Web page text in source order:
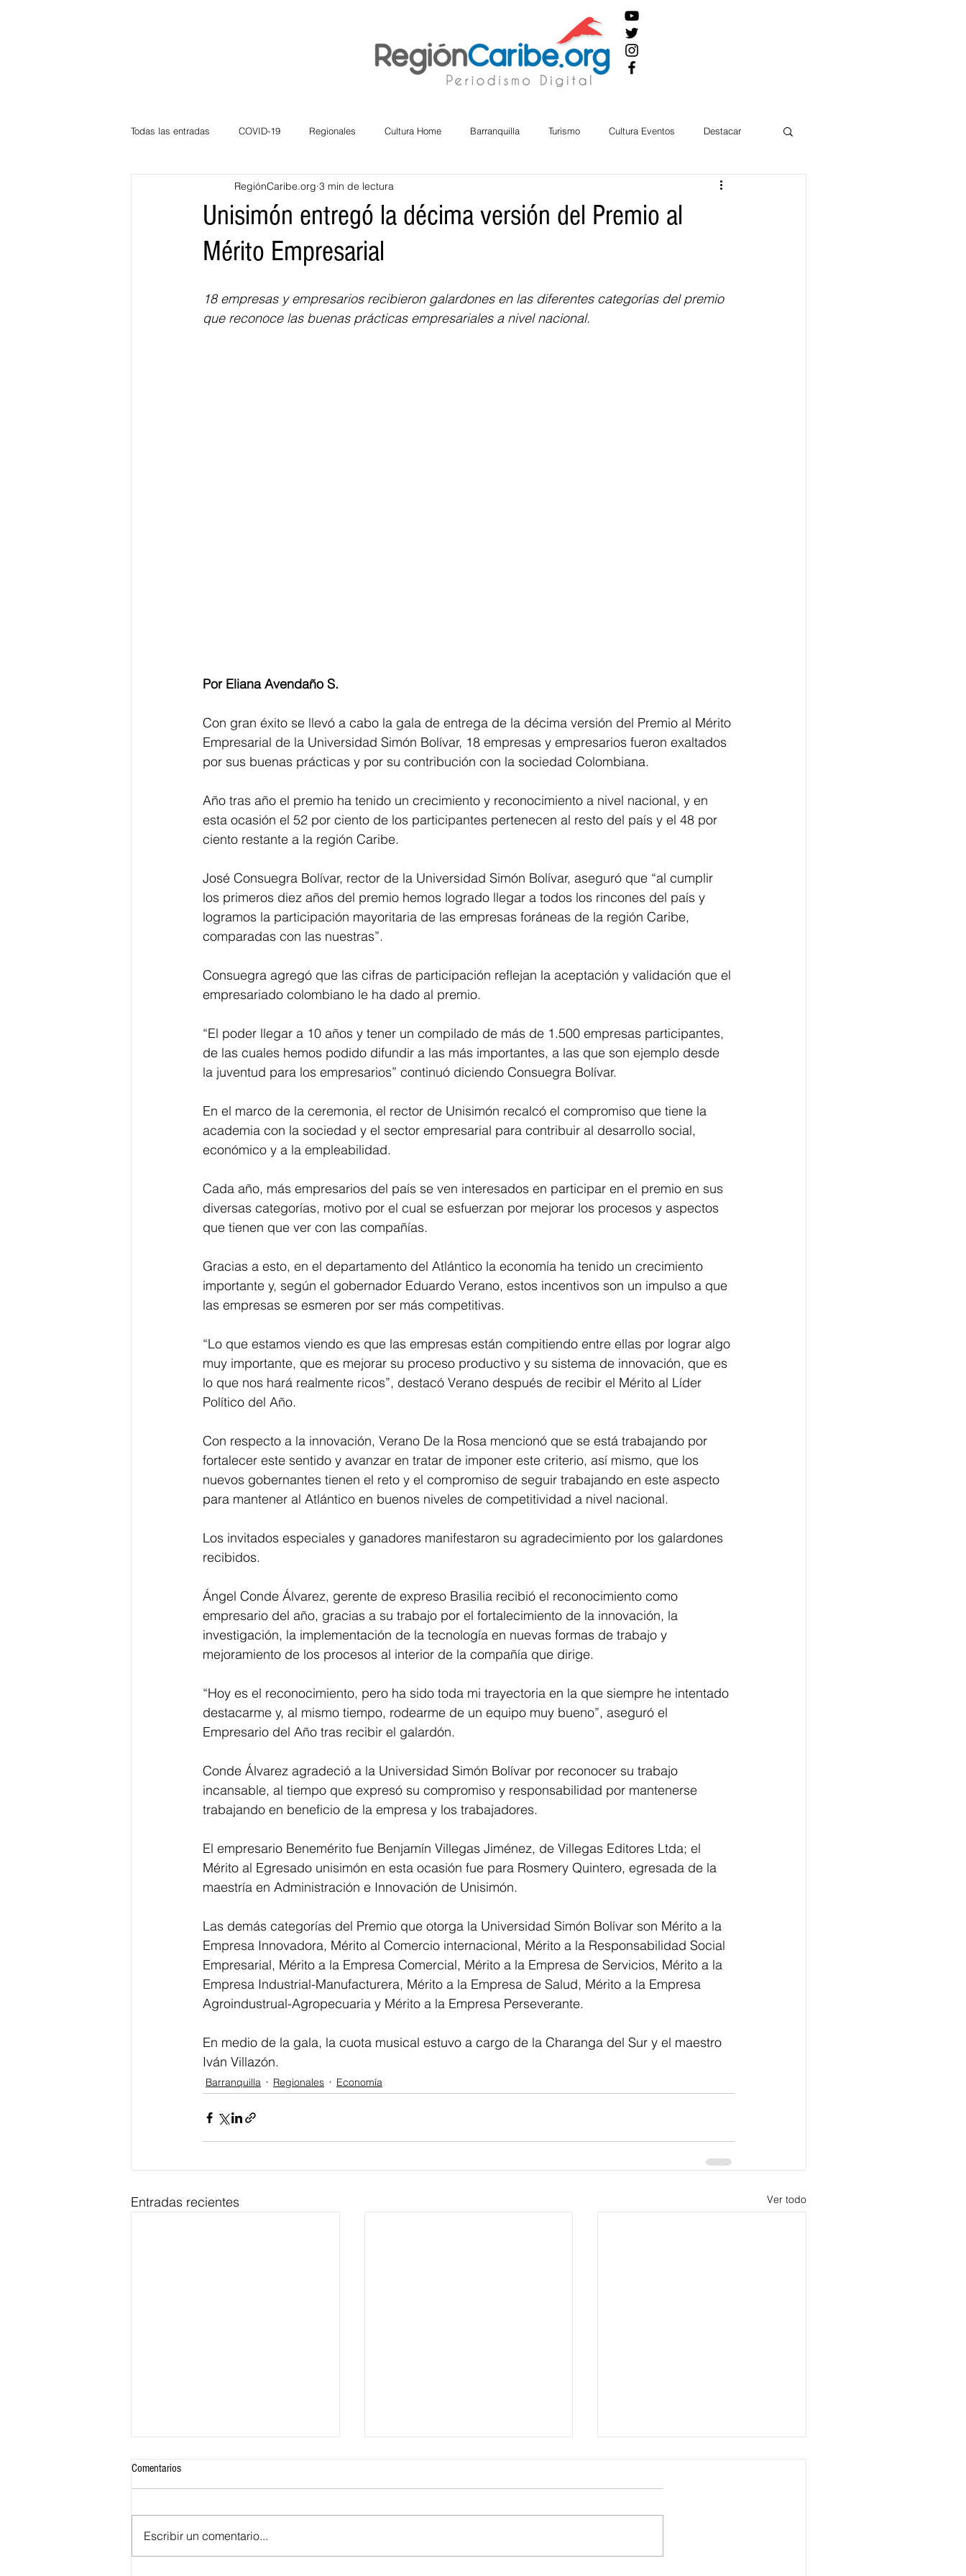
Todas las entradas COVID-19 Regionales Cultura Home Barranquilla Turismo Cultura Eventos Destacar
Atlántico La Guajira Cesar
Bloggeros Hermanos Mayores
Educación BID BIENESTAR AMBIENTAL AFRO
Unisimón entregó la décima versión del Premio al
Mérito Empresarial
RegiónCaribe.org 3 min de lectura
18 empresas y empresarios recibieron galardones en las diferentes categorías del premio
que reconoce las buenas prácticas empresariales a nivel nacional.
Por Eliana Avendaño S.
Con gran éxito se llevó a cabo la gala de entrega de la décima versión del Premio al Mérito
Empresarial de la Universidad Simón Bolívar, 18 empresas y empresarios fueron exaltados
por sus buenas prácticas y por su contribución con la sociedad Colombiana.
Año tras año el premio ha tenido un crecimiento y reconocimiento a nivel nacional, y en
esta ocasión el 52 por ciento de los participantes pertenecen al resto del país y el 48 por
ciento restante a la región Caribe.
José Consuegra Bolívar, rector de la Universidad Simón Bolívar, aseguró que “al cumplir
los primeros diez años del premio hemos logrado llegar a todos los rincones del país y
logramos la participación mayoritaria de las empresas foráneas de la región Caribe,
comparadas con las nuestras”.
Consuegra agregó que las cifras de participación reflejan la aceptación y validación que el
empresariado colombiano le ha dado al premio.
“El poder llegar a 10 años y tener un compilado de más de 1.500 empresas participantes,
de las cuales hemos podido difundir a las más importantes, a las que son ejemplo desde
la juventud para los empresarios” continuó diciendo Consuegra Bolívar.
En el marco de la ceremonia, el rector de Unisimón recalcó el compromiso que tiene la
academia con la sociedad y el sector empresarial para contribuir al desarrollo social,
económico y a la empleabilidad.
Cada año, más empresarios del país se ven interesados en participar en el premio en sus
diversas categorías, motivo por el cual se esfuerzan por mejorar los procesos y aspectos
que tienen que ver con las compañías.
Gracias a esto, en el departamento del Atlántico la economía ha tenido un crecimiento
importante y, según el gobernador Eduardo Verano, estos incentivos son un impulso a que
las empresas se esmeren por ser más competitivas.
“Lo que estamos viendo es que las empresas están compitiendo entre ellas por lograr algo
muy importante, que es mejorar su proceso productivo y su sistema de innovación, que es
lo que nos hará realmente ricos”, destacó Verano después de recibir el Mérito al Líder
Político del Año.
Con respecto a la innovación, Verano De la Rosa mencionó que se está trabajando por
fortalecer este sentido y avanzar en tratar de imponer este criterio, así mismo, que los
nuevos gobernantes tienen el reto y el compromiso de seguir trabajando en este aspecto
para mantener al Atlántico en buenos niveles de competitividad a nivel nacional.
Los invitados especiales y ganadores manifestaron su agradecimiento por los galardones
recibidos.
Ángel Conde Álvarez, gerente de expreso Brasilia recibió el reconocimiento como
empresario del año, gracias a su trabajo por el fortalecimiento de la innovación, la
investigación, la implementación de la tecnología en nuevas formas de trabajo y
mejoramiento de los procesos al interior de la compañía que dirige.
“Hoy es el reconocimiento, pero ha sido toda mi trayectoria en la que siempre he intentado
destacarme y, al mismo tiempo, rodearme de un equipo muy bueno”, aseguró el
Empresario del Año tras recibir el galardón.
Conde Álvarez agradeció a la Universidad Simón Bolívar por reconocer su trabajo
incansable, al tiempo que expresó su compromiso y responsabilidad por mantenerse
trabajando en beneficio de la empresa y los trabajadores.
El empresario Benemérito fue Benjamín Villegas Jiménez, de Villegas Editores Ltda; el
Mérito al Egresado unisimón en esta ocasión fue para Rosmery Quintero, egresada de la
maestría en Administración e Innovación de Unisimón.
Las demás categorías del Premio que otorga la Universidad Simón Bolívar son Mérito a la
Empresa Innovadora, Mérito al Comercio internacional, Mérito a la Responsabilidad Social
Empresarial, Mérito a la Empresa Comercial, Mérito a la Empresa de Servicios, Mérito a la
Empresa Industrial-Manufacturera, Mérito a la Empresa de Salud, Mérito a la Empresa
Agroindustrual-Agropecuaria y Mérito a la Empresa Perseverante.
En medio de la gala, la cuota musical estuvo a cargo de la Charanga del Sur y el maestro
Iván Villazón.
Barranquilla Regionales Economía
Entradas recientes Ver todo
Comentarios
Escribir un comentario...